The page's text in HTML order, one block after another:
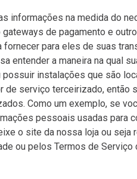
informações na medida do
de pagamento e
para eles de suas
entender a maneira na qual
instalações que são
serviço terceirizado,
Como um exemplo, se
pessoais usadas para
o site da nossa loja ou
ou pelos Termos de Serviço